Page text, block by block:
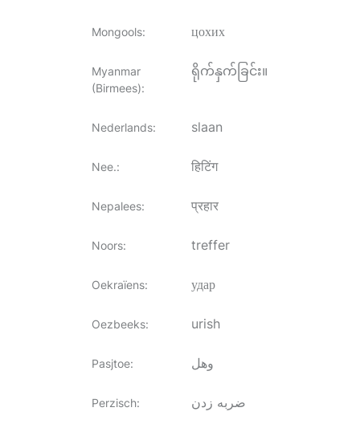
Mongools: цохих
Myanmar
(Birmees):
ရိုက်နှက်ခြင်း။
Nederlands: slaan
Nee.: हिटिंग
Nepalees: प्रहार
Noors: treffer
Oekraïens: удар
Oezbeeks: urish
Pasjtoe: وهل
Perzisch: ضربه زدن